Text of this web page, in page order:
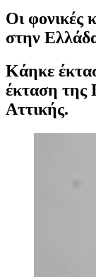
Οι φονικές
στην
Κάηκε
έκταση της
Αττικής.